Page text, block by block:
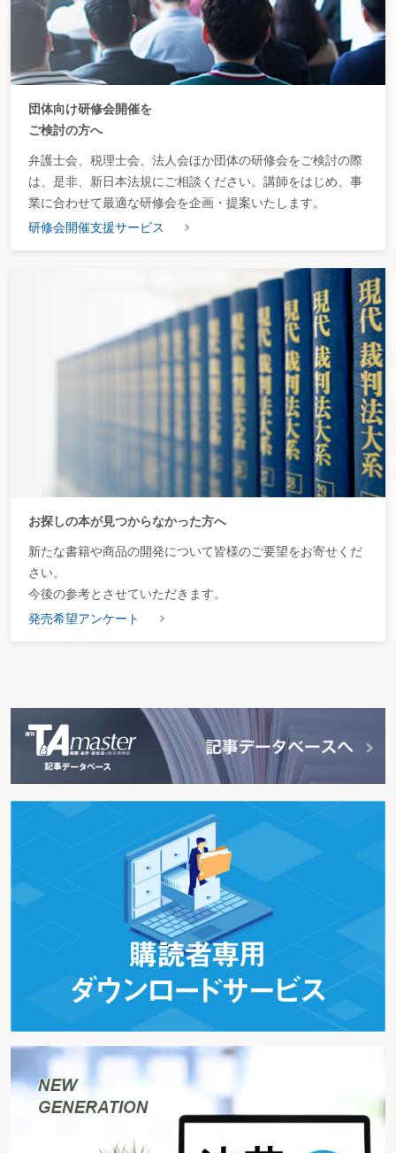
ヘ インターネット
電話設備
専ら音声信号の変換又は交換を行う電気通信設備のうち
インターネットプロトコルに対応するためのもの及びこ
れらの呼制御を行う制御装置に限るものとし、これらと
同時に設置する専用の端末装置又は変復調装置を含む。
ト ルーター・スイ
インターネットを構成するルーター(通信プロトコルに基
を有する専用の電気通信設備をいう。)又はスイッチ(通
のうち、毎秒45 メガビット以上の伝送速度に対応するも
のに限るものとし、これらと同時に設置する集線装置を
含む。
チ デジタル回線接
続装置
光伝送の方式における電気信号と光信号との変換の機能
を有する装置、デジタル加入者回線伝送方式における音
加入者回線終端装置及び統合デジタル通信網にアナログ
端末を接続する機能を有する信号変換装置に限る。
電子計算機に対する指令であって一の結果を得ることが
できるように組み合わされたもの及びこれに関連するシ
ステム仕様書その他の書類に限るものとし、複写して販
売するための原本及び開発研究(新たな製品の製造若しく
は新たな技術の発明又は現に企業化されている技術の著
しい改善を目的として特別に行われる試験研究をいう。)
の用に供されるものを除く。
２ 開発研究用設備の特別償却制度
開発研究用設備の特別償却制度の適用対象となる開発研究用設備は、開発研究
に専用される機械装置及び器具備品のうち減価償却資産の耐用年数等に関する
省令の別表第八の機械装置及び器具備品に該当するもので、その取得価額が
280 万円以上のものとする。
(参考) 減価償却資産の耐用年数等に関する省令別表第八(抜粋)
器具及び備品
・試験又は測定機器、計算機器、撮影機及び顕微鏡
機械及び装置
・その他のもの
団体向け研修会開催を
ご検討の方へ
弁護士会、税理士会、法人会ほか団体の研修会をご検討の際
は、是非、新日本法規にご相談ください。講師をはじめ、事
業に合わせて最適な研修会を企画・提案いたします。
研修会開催支援サービス
お探しの本が見つからなかった方へ
新たな書籍や商品の開発について皆様のご要望をお寄せくだ
さい。
今後の参考とさせていただきます。
発売希望アンケート